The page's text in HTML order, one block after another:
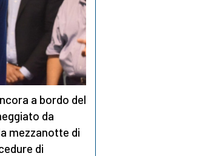
a bordo del
da
mezzanotte di
di